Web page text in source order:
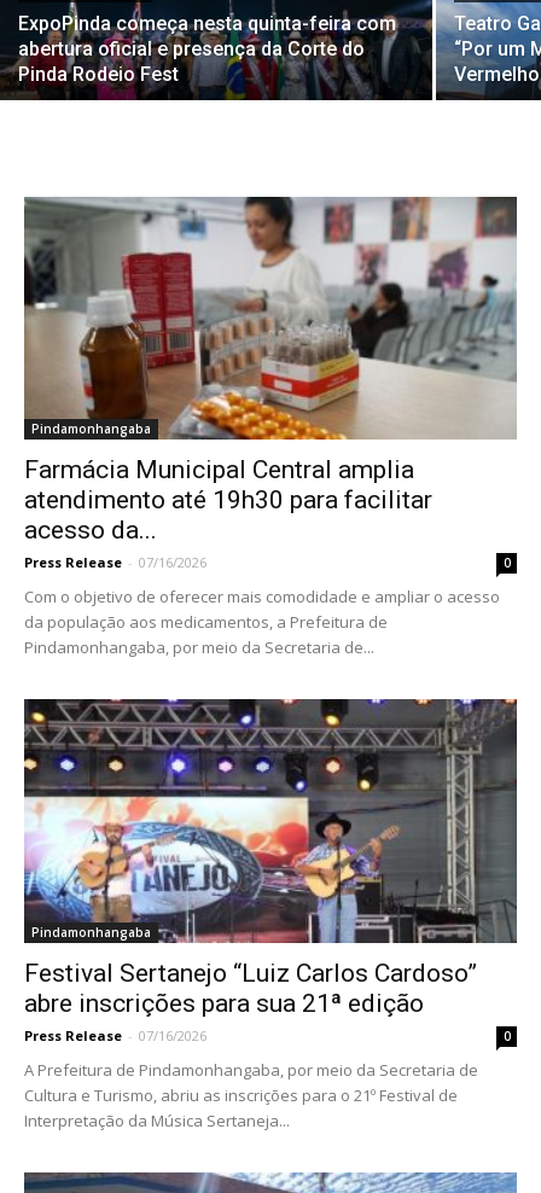
ExpoPinda começa nesta quinta-feira com
abertura oficial e presença da Corte do
Pinda Rodeio Fest
Teatro
“Por um
Pindamonhangaba
Farmácia Municipal Central amplia
atendimento até 19h30 para facilitar
acesso da...
Press Release - 07/16/2026 0
Com o objetivo de oferecer mais comodidade e ampliar o acesso
da população aos medicamentos, a Prefeitura de
Pindamonhangaba, por meio da Secretaria de...
Pindamonhangaba
Festival Sertanejo “Luiz Carlos Cardoso”
abre inscrições para sua 21ª edição
Press Release - 07/16/2026 0
A Prefeitura de Pindamonhangaba, por meio da Secretaria de
Cultura e Turismo, abriu as inscrições para o 21º Festival de
Interpretação da Música Sertaneja...